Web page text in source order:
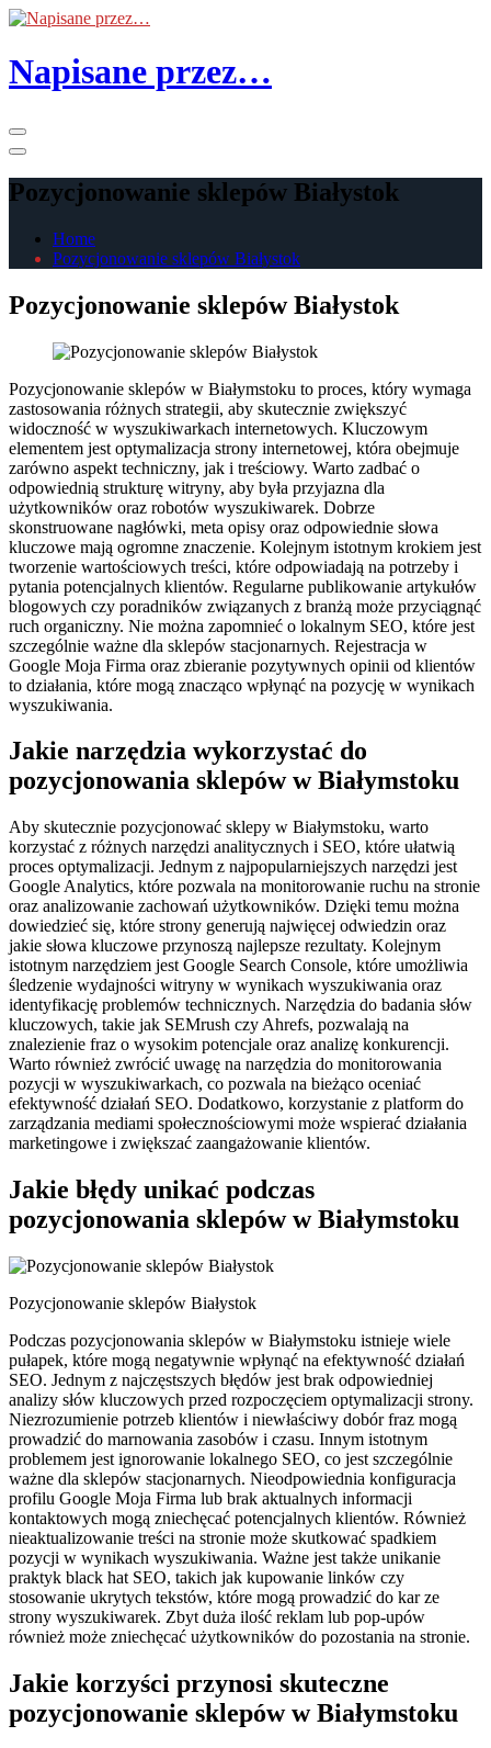
Skip
the
content
Napisane przez…
Pozycjonowanie sklepów Białystok
Home
Pozycjonowanie sklepów Białystok
Pozycjonowanie sklepów Białystok
Pozycjonowanie sklepów w Białymstoku to proces, który wymaga
zastosowania różnych strategii, aby skutecznie zwiększyć
widoczność w wyszukiwarkach internetowych. Kluczowym
elementem jest optymalizacja strony internetowej, która obejmuje
zarówno aspekt techniczny, jak i treściowy. Warto zadbać o
odpowiednią strukturę witryny, aby była przyjazna dla
użytkowników oraz robotów wyszukiwarek. Dobrze
skonstruowane nagłówki, meta opisy oraz odpowiednie słowa
kluczowe mają ogromne znaczenie. Kolejnym istotnym krokiem jest
tworzenie wartościowych treści, które odpowiadają na potrzeby i
pytania potencjalnych klientów. Regularne publikowanie artykułów
blogowych czy poradników związanych z branżą może przyciągnąć
ruch organiczny. Nie można zapomnieć o lokalnym SEO, które jest
szczególnie ważne dla sklepów stacjonarnych. Rejestracja w
Google Moja Firma oraz zbieranie pozytywnych opinii od klientów
to działania, które mogą znacząco wpłynąć na pozycję w wynikach
wyszukiwania.
Jakie narzędzia wykorzystać do
pozycjonowania sklepów w Białymstoku
Aby skutecznie pozycjonować sklepy w Białymstoku, warto
korzystać z różnych narzędzi analitycznych i SEO, które ułatwią
proces optymalizacji. Jednym z najpopularniejszych narzędzi jest
Google Analytics, które pozwala na monitorowanie ruchu na stronie
oraz analizowanie zachowań użytkowników. Dzięki temu można
dowiedzieć się, które strony generują najwięcej odwiedzin oraz
jakie słowa kluczowe przynoszą najlepsze rezultaty. Kolejnym
istotnym narzędziem jest Google Search Console, które umożliwia
śledzenie wydajności witryny w wynikach wyszukiwania oraz
identyfikację problemów technicznych. Narzędzia do badania słów
kluczowych, takie jak SEMrush czy Ahrefs, pozwalają na
znalezienie fraz o wysokim potencjale oraz analizę konkurencji.
Warto również zwrócić uwagę na narzędzia do monitorowania
pozycji w wyszukiwarkach, co pozwala na bieżąco oceniać
efektywność działań SEO. Dodatkowo, korzystanie z platform do
zarządzania mediami społecznościowymi może wspierać działania
marketingowe i zwiększać zaangażowanie klientów.
Jakie błędy unikać podczas
pozycjonowania sklepów w Białymstoku
Pozycjonowanie sklepów Białystok
Podczas pozycjonowania sklepów w Białymstoku istnieje wiele
pułapek, które mogą negatywnie wpłynąć na efektywność działań
SEO. Jednym z najczęstszych błędów jest brak odpowiedniej
analizy słów kluczowych przed rozpoczęciem optymalizacji strony.
Niezrozumienie potrzeb klientów i niewłaściwy dobór fraz mogą
prowadzić do marnowania zasobów i czasu. Innym istotnym
problemem jest ignorowanie lokalnego SEO, co jest szczególnie
ważne dla sklepów stacjonarnych. Nieodpowiednia konfiguracja
profilu Google Moja Firma lub brak aktualnych informacji
kontaktowych mogą zniechęcać potencjalnych klientów. Również
nieaktualizowanie treści na stronie może skutkować spadkiem
pozycji w wynikach wyszukiwania. Ważne jest także unikanie
praktyk black hat SEO, takich jak kupowanie linków czy
stosowanie ukrytych tekstów, które mogą prowadzić do kar ze
strony wyszukiwarek. Zbyt duża ilość reklam lub pop-upów
również może zniechęcać użytkowników do pozostania na stronie.
Jakie korzyści przynosi skuteczne
pozycjonowanie sklepów w Białymstoku